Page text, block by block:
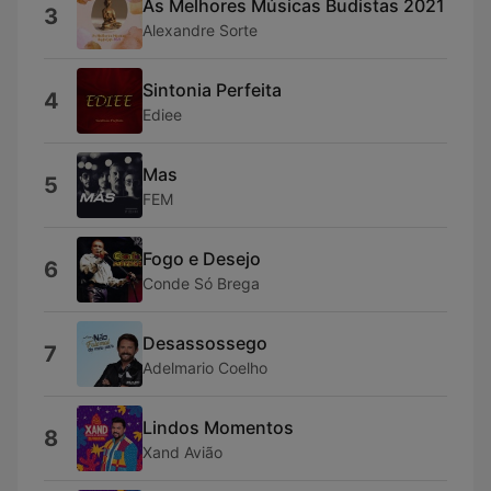
3 As Melhores Músicas Budistas 2021
Alexandre Sorte
4 Sintonia Perfeita
Ediee
5 Mas
FEM
6 Fogo e Desejo
Conde Só Brega
7 Desassossego
Adelmario Coelho
8 Lindos Momentos
Xand Avião